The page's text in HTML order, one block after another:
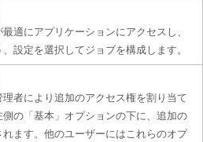
適にアプリケーションにアクセスし、
設定を選択してジョブを構成します。
者により追加のアクセス権を割り当て
の「基本」オプションの下に、追加の
ます。他のユーザーにはこれらのオプ